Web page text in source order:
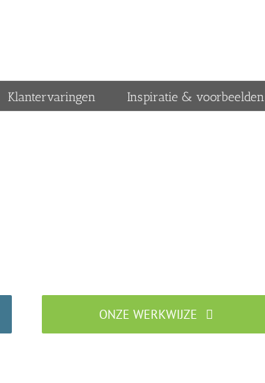
Klantervaringen Inspiratie & voorbeelden
ONZE WERKWIJZE